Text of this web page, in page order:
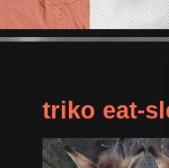
triko eat-